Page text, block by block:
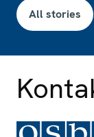
All stories